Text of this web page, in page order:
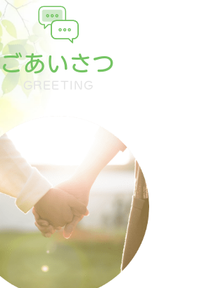
ごあいさつ
GREETING